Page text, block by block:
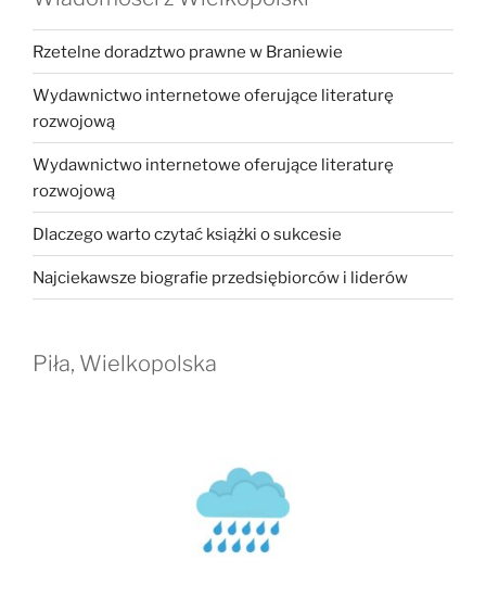
Rzetelne doradztwo prawne w Braniewie
Wydawnictwo internetowe oferujące literaturę
rozwojową
Wydawnictwo internetowe oferujące literaturę
rozwojową
Dlaczego warto czytać książki o sukcesie
Najciekawsze biografie przedsiębiorców i liderów
Piła, Wielkopolska